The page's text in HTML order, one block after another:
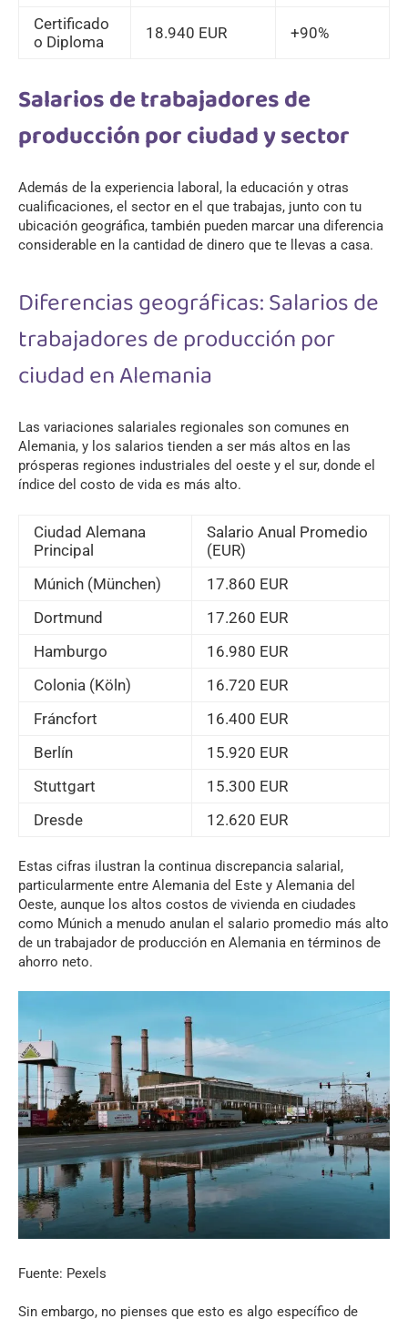
Certificado
o Diploma
18.940 EUR +90%
Salarios de trabajadores de
producción por ciudad y sector
Además de la experiencia laboral, la educación y otras
cualificaciones, el sector en el que trabajas, junto con tu
ubicación geográfica, también pueden marcar una diferencia
considerable en la cantidad de dinero que te llevas a casa.
Diferencias geográficas: Salarios de
trabajadores de producción por
ciudad en Alemania
Las variaciones salariales regionales son comunes en
Alemania, y los salarios tienden a ser más altos en las
prósperas regiones industriales del oeste y el sur, donde el
índice del costo de vida es más alto.
Ciudad Alemana
Principal
Salario Anual Promedio
(EUR)
Múnich (München)
17.860 EUR
Dortmund
17.260 EUR
Hamburgo
16.980 EUR
Colonia (Köln)
16.720 EUR
Fráncfort
16.400 EUR
Berlín
15.920 EUR
Stuttgart
15.300 EUR
Dresde
12.620 EUR
Estas cifras ilustran la continua discrepancia salarial,
particularmente entre Alemania del Este y Alemania del
Oeste, aunque los altos costos de vivienda en ciudades
como Múnich a menudo anulan el salario promedio más alto
de un trabajador de producción en Alemania en términos de
ahorro neto.
Fuente: Pexels
Sin embargo, no pienses que esto es algo específico de